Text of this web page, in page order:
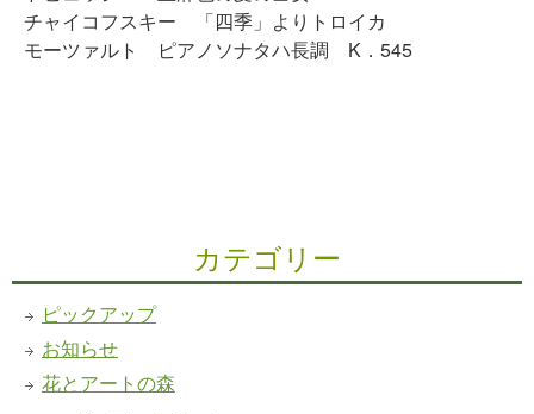
チャイコフスキー 「四季」よりトロイカ
モーツァルト ピアノソナタハ長調 K．545
カテゴリー
ピックアップ
お知らせ
花とアートの森